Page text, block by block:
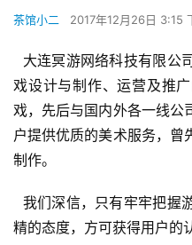
创
游
戏
业
界
机
游
茶馆小二 2017年12月26日 3:15
大连冥游网络科技有限公
戏设计与制作、运营及推
戏，先后与国内外各一线公
户提供优质的美术服务，曾
制作。
我们深信，只有牢牢把握
精的态度，方可获得用户的